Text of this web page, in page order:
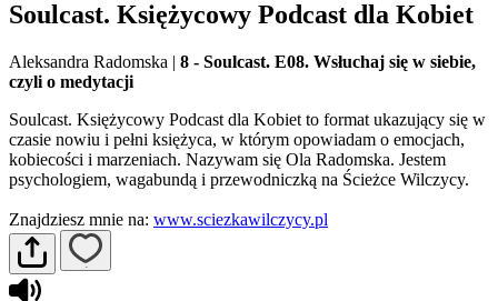
Soulcast. Księżycowy Podcast dla Kobiet
Aleksandra Radomska | 8 - Soulcast. E08. Wsłuchaj się w siebie,
czyli o medytacji
Soulcast. Księżycowy Podcast dla Kobiet to format ukazujący się w
czasie nowiu i pełni księżyca, w którym opowiadam o emocjach,
kobiecości i marzeniach. Nazywam się Ola Radomska. Jestem
psychologiem, wagabundą i przewodniczką na Ścieżce Wilczycy.
Znajdziesz mnie na: www.sciezkawilczycy.pl